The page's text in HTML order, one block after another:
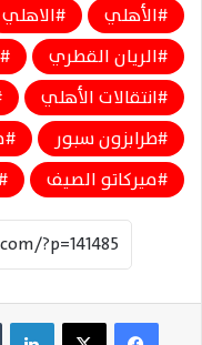
الأهلي الاهلي
الريان القطري
انتقالات الأهلي
طرابزون سبور
ميركاتو الصيف
فيسبوك ‫X لينكدإن